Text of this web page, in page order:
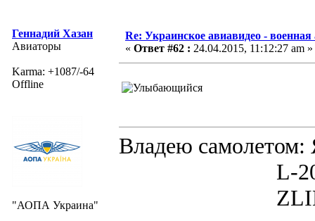
Геннадий Хазан
Авиаторы
Karma: +1087/-64
Offline
"АОПА Украина"
Re: Украинское авиавидео -
« Ответ #62 : 24.04.2015, 11:12:27 am »
Владею
L-200D
ZLIN 526